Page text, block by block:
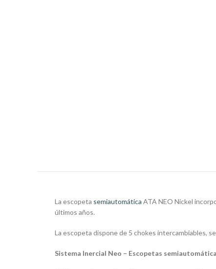
La escopeta semiautomática ATA NEO Nickel
últimos años.
La escopeta dispone de 5 chokes intercambiables,
Sistema Inercial Neo – Escopetas